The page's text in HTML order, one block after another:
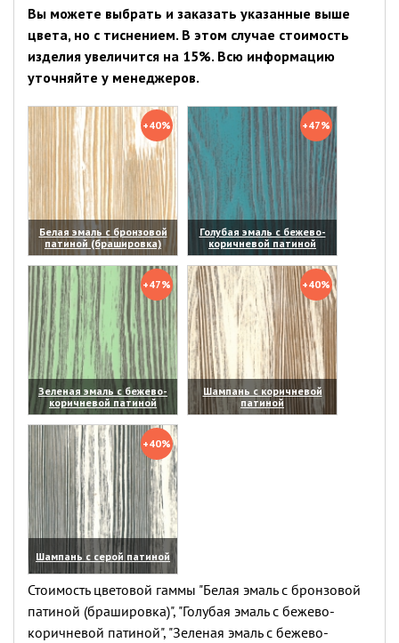
Вы можете выбрать и заказать указанные выше
цвета, но с тиснением. В этом случае стоимость
изделия увеличится на 15%. Всю информацию
уточняйте у менеджеров.
+40%
Белая эмаль с бронзовой
патиной (брашировка)
(увеличить)
+47%
Голубая эмаль с бежево-
коричневой патиной
(увеличить)
+47%
Зеленая эмаль с бежево-
коричневой патиной
(увеличить)
+40%
Шампань с коричневой
патиной
(увеличить)
+40%
Шампань с серой патиной
(увеличить)
Стоимость цветовой гаммы "Белая эмаль с бронзовой
патиной (брашировка)", "Голубая эмаль с бежево-
коричневой патиной", "Зеленая эмаль с бежево-